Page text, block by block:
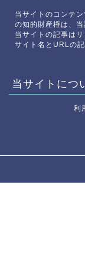
当サイトのコンテ
の知的財産権は、
当サイトの記事は
サイト名とURLの
当サイトにつ
利